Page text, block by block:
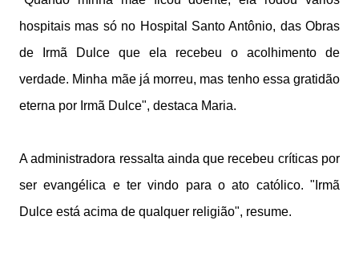
hospitais mas só no Hospital Santo Antônio, das Obras
de Irmã Dulce que ela recebeu o acolhimento de
verdade. Minha mãe já morreu, mas tenho essa gratidão
eterna por Irmã Dulce", destaca Maria.
A administradora ressalta ainda que recebeu críticas por
ser evangélica e ter vindo para o ato católico. "Irmã
Dulce está acima de qualquer religião", resume.